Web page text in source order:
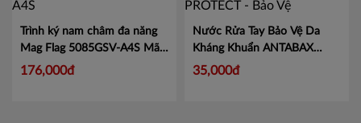
Trình ký nam châm đa năng
Mag Flag 5085GSV-A4S Mã
KJ5085
176,000đ
Nước Rửa Tay Bảo Vệ Da
Kháng Khuẩn ANTABAX
PROTECT - Bảo Vệ
35,000đ